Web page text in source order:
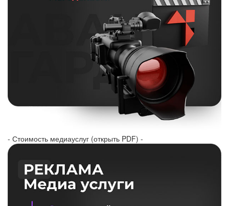
- Стоимость медиауслуг (открыть PDF) -